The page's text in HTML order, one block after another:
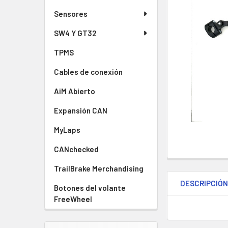
Sensores
SW4 Y GT32
TPMS
Cables de conexión
AiM Abierto
Expansión CAN
MyLaps
CANchecked
TrailBrake Merchandising
Botones del volante
FreeWheel
A LA
DESCRIPCIÓN